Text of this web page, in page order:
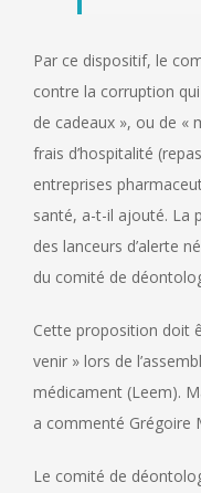
Par ce dispositif, le
contre la corruption
de cadeaux », ou de «
frais d’hospitalité
entreprises
santé, a-t-il ajouté. La
des lanceurs d’alerte
du comité de
Cette proposition doit
venir » lors de
médicament (Leem).
a commenté Grégoire
Le comité de